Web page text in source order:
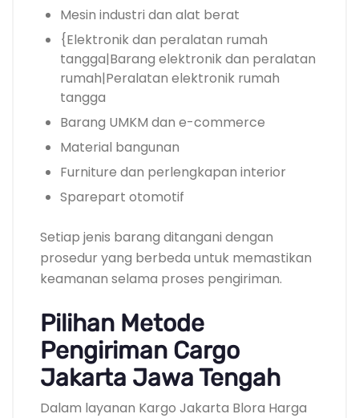
Mesin industri dan alat berat
{Elektronik dan peralatan rumah
tangga|Barang elektronik dan peralatan
rumah|Peralatan elektronik rumah
tangga
Barang UMKM dan e-commerce
Material bangunan
Furniture dan perlengkapan interior
Sparepart otomotif
Setiap jenis barang ditangani dengan
prosedur yang berbeda untuk memastikan
keamanan selama proses pengiriman.
Pilihan Metode
Pengiriman Cargo
Jakarta Jawa Tengah
Dalam layanan Kargo Jakarta Blora Harga